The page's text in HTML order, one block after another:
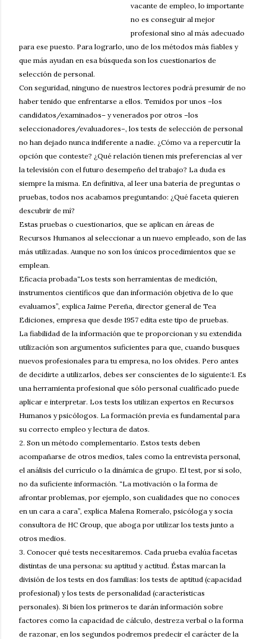
vacante de empleo, lo importante
no es conseguir al mejor
profesional sino al más adecuado
para ese puesto. Para lograrlo, uno de los métodos más fiables y
que más ayudan en esa búsqueda son los cuestionarios de
selección de personal.
Con seguridad, ninguno de nuestros lectores podrá presumir de no
haber tenido que enfrentarse a ellos. Temidos por unos –los
candidatos/examinados– y venerados por otros –los
seleccionadores/evaluadores–, los tests de selección de personal
no han dejado nunca indiferente a nadie. ¿Cómo va a repercutir la
opción que conteste? ¿Qué relación tienen mis preferencias al ver
la televisión con el futuro desempeño del trabajo? La duda es
siempre la misma. En definitiva, al leer una batería de preguntas o
pruebas, todos nos acabamos preguntando: ¿Qué faceta quieren
descubrir de mí?
Estas pruebas o cuestionarios, que se aplican en áreas de
Recursos Humanos al seleccionar a un nuevo empleado, son de las
más utilizadas. Aunque no son los únicos procedimientos que se
emplean.
Eficacia probada“Los tests son herramientas de medición,
instrumentos científicos que dan información objetiva de lo que
evaluamos”, explica Jaime Pereña, director general de Tea
Ediciones, empresa que desde 1957 edita este tipo de pruebas.
La fiabilidad de la información que te proporcionan y su extendida
utilización son argumentos suficientes para que, cuando busques
nuevos profesionales para tu empresa, no los olvides. Pero antes
de decidirte a utilizarlos, debes ser conscientes de lo siguiente:1. Es
una herramienta profesional que sólo personal cualificado puede
aplicar e interpretar. Los tests los utilizan expertos en Recursos
Humanos y psicólogos. La formación previa es fundamental para
su correcto empleo y lectura de datos.
2. Son un método complementario. Estos tests deben
acompañarse de otros medios, tales como la entrevista personal,
el análisis del currículo o la dinámica de grupo. El test, por sí solo,
no da suficiente información. “La motivación o la forma de
afrontar problemas, por ejemplo, son cualidades que no conoces
en un cara a cara”, explica Malena Romeralo, psicóloga y socia
consultora de HC Group, que aboga por utilizar los tests junto a
otros medios.
3. Conocer qué tests necesitaremos. Cada prueba evalúa facetas
distintas de una persona: su aptitud y actitud. Éstas marcan la
división de los tests en dos familias: los tests de aptitud (capacidad
profesional) y los tests de personalidad (características
personales). Si bien los primeros te darán información sobre
factores como la capacidad de cálculo, destreza verbal o la forma
de razonar, en los segundos podremos predecir el carácter de la